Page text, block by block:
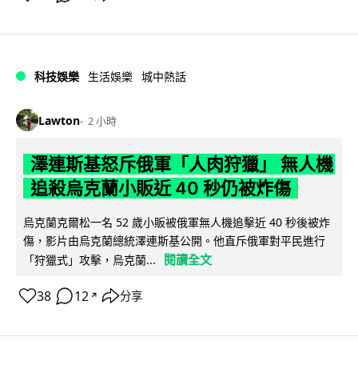
科技娛樂 生活娛樂 城中熱話
Lawton 2 小時
澤連斯基怒斥俄軍「人肉狩獵」 無人機
追殺烏克蘭小販近 40 秒仍被炸傷
烏克蘭克爾松一名 52 歲小販被俄軍無人機追擊近 40 秒後被炸
傷，影片由烏克蘭總統澤連斯基公開。他直斥俄軍對平民進行
「狩獵式」攻擊，烏克蘭...
閱讀全文
38 12 ↗ 分享